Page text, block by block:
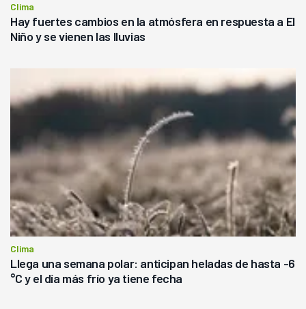
Clima
Hay fuertes cambios en la atmósfera en respuesta a El
Niño y se vienen las lluvias
Clima
Llega una semana polar: anticipan heladas de hasta -6
°C y el día más frío ya tiene fecha